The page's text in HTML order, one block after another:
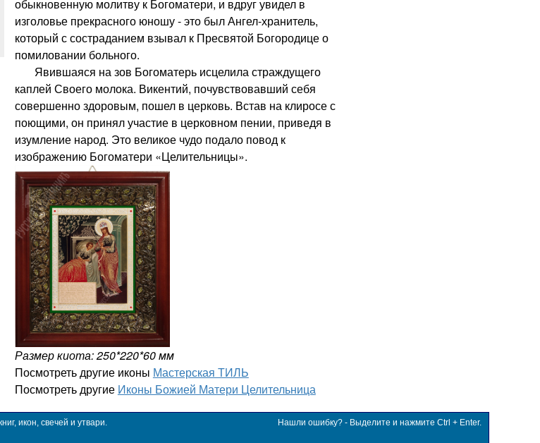
обыкновенную молитву к Богоматери, и вдруг увидел в
изголовье прекрасного юношу - это был Ангел-хранитель,
который с состраданием взывал к Пресвятой Богородице о
помиловании больного.
Явившаяся на зов Богоматерь исцелила страждущего
каплей Своего молока. Викентий, почувствовавший себя
совершенно здоровым, пошел в церковь. Встав на клиросе с
поющими, он принял участие в церковном пении, приведя в
изумление народ. Это великое чудо подало повод к
изображению Богоматери «Целительницы».
Размер киота: 250*220*60 мм
Посмотреть другие иконы Мастерская ТИЛЬ
Посмотреть другие Иконы Божией Матери Целительница
икон, свечей и утвари.
Нашли ошибку? - Выделите и нажмите Ctrl + Enter.